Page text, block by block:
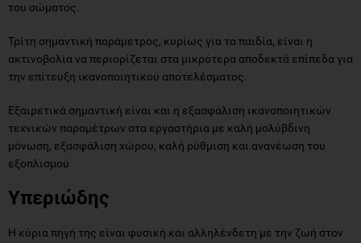
του σώματος.
Τρίτη σημαντική παράμετρος, κυρίως για τα παιδία, είναι η
ακτινοβολία να περιορίζεται στα μικρότερα αποδεκτά επίπεδα για
την επίτευξη ικανοποιητικού αποτελέσματος.
Εξαιρετικά σημαντική είναι και η εξασφάλιση ικανοποιητικών
τεχνικών παραμέτρων στα εργαστήρια με καλή μολύβδινη
μόνωση, εξασφάλιση χώρου, καλή ρύθμιση και ανανέωση του
εξοπλισμού
Υπεριώδης
Η κύρια πηγή της είναι φυσική και αλληλένδετη με την ζωή στον